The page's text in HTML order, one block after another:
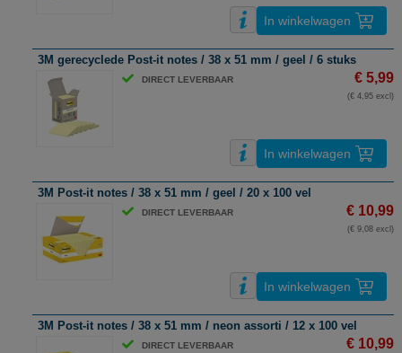
In winkelwagen
3M gerecyclede Post-it notes / 38 x 51 mm / geel / 6 stuks
DIRECT LEVERBAAR € 5,99
(€ 4,95 excl)
In winkelwagen
3M Post-it notes / 38 x 51 mm / geel / 20 x 100 vel
DIRECT LEVERBAAR € 10,99
(€ 9,08 excl)
In winkelwagen
3M Post-it notes / 38 x 51 mm / neon assorti / 12 x 100 vel
DIRECT LEVERBAAR € 10,99